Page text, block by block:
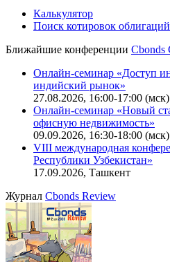
Калькулятор
Поиск котировок облигаций
Ближайшие конференции Cbonds
Онлайн-семинар «Доступ
индийский рынок»
27.08.2026, 16:00-17:00 (мск)
Онлайн-семинар «Новый
офисную недвижимость»
09.09.2026, 16:30-18:00 (мск)
VIII международная
Республики Узбекистан»
17.09.2026, Ташкент
Журнал Cbonds Review